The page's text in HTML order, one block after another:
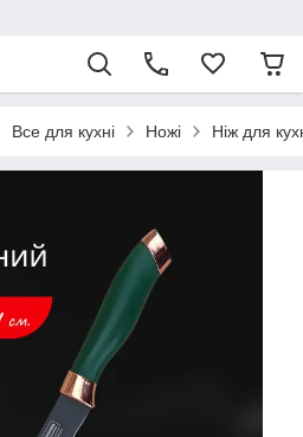
Все для кухні Ножі Ніж для